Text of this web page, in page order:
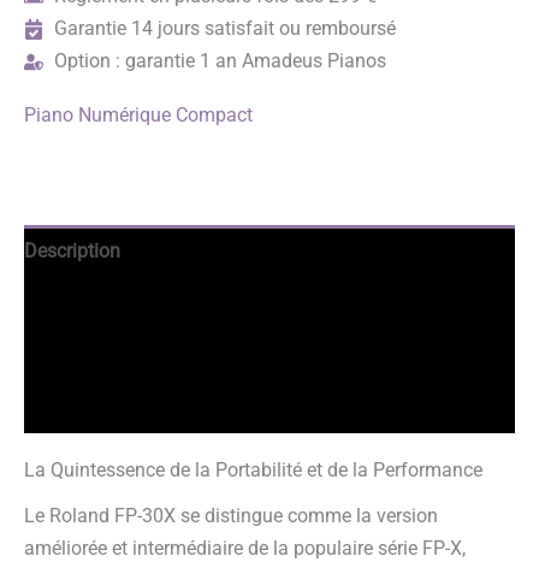
Garantie 14 jours satisfait ou remboursé
Option : garantie 1 an Amadeus Pianos
Piano Numérique Compact
Description
La Quintessence de la Portabilité et de la Performance
Le Roland FP-30X se distingue comme la version
améliorée et intermédiaire de la populaire série FP-X,